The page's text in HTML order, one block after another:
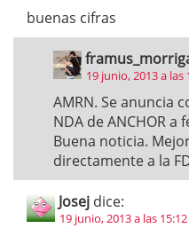
buenas cifras
19 junio, 2013 a las
AMRN. Se anuncia
NDA de ANCHOR a
Buena noticia.
directamente a la
Josej dice:
19 junio, 2013 a las 15:12